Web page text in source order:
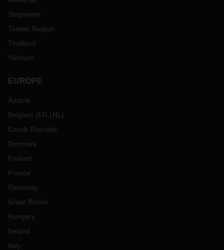
Singapore
Taiwan Region
Thailand
Vietnam
EUROPE
Austria
Belgium (FR NL )
Czech Republic
Denmark
Finland
France
Germany
Great Britain
Hungary
Ireland
Italy